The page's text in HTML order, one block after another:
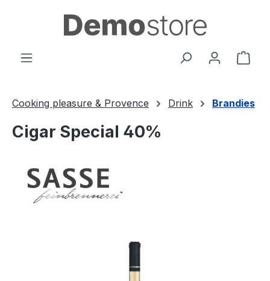
Přejít na hlavní obsah
Cooking pleasure & Provence Drink Brandies
Cigar Special 40%